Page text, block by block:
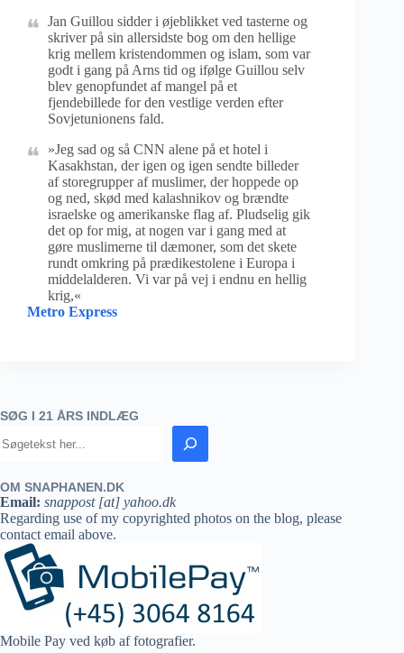
Jan Guillou sidder i øjeblikket ved tasterne og
skriver på sin allersidste bog om den hellige
krig mellem kristendommen og islam, som var
godt i gang på Arns tid og ifølge Guillou selv
blev genopfundet af mangel på et
fjendebillede for den vestlige verden efter
Sovjetunionens fald.
»Jeg sad og så CNN alene på et hotel i
Kasakhstan, der igen og igen sendte billeder
af storegrupper af muslimer, der hoppede op
og ned, skød med kalashnikov og brændte
israelske og amerikanske flag af. Pludselig gik
det op for mig, at nogen var i gang med at
gøre muslimerne til dæmoner, som det skete
rundt omkring på prædikestolene i Europa i
middelalderen. Vi var på vej i endnu en hellig
krig,«
Metro Express
SØG I 21 ÅRS INDLÆG
OM SNAPHANEN.DK
Email: snappost [at] yahoo.dk
Regarding use of my copyrighted photos on the blog, please
contact email above.
Mobile Pay ved køb af fotografier.